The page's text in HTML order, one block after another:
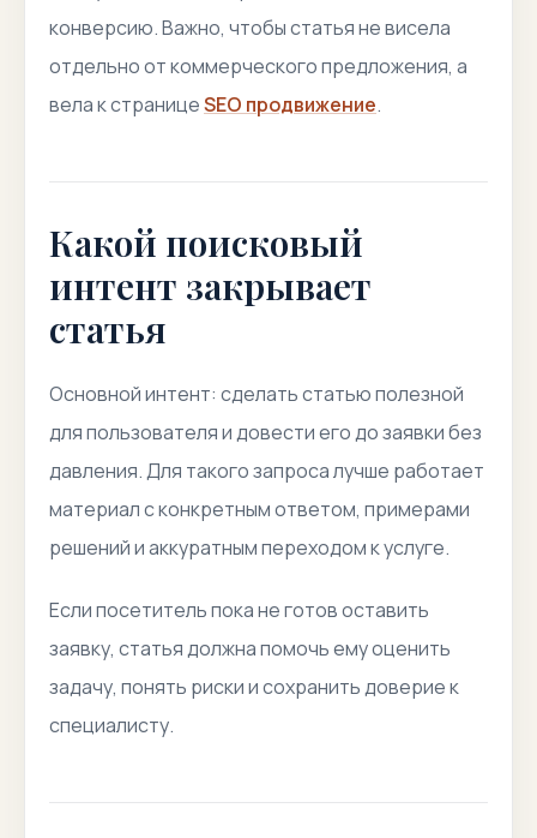
конверсию. Важно, чтобы статья не висела
отдельно от коммерческого предложения, а
вела к страницеSEO продвижение.
Какой поисковый
интент закрывает
статья
Основной интент: сделать статью полезной
для пользователя и довести его до заявки без
давления. Для такого запроса лучше работает
материал с конкретным ответом, примерами
решений и аккуратным переходом к услуге.
Если посетитель пока не готов оставить
заявку, статья должна помочь ему оценить
задачу, понять риски и сохранить доверие к
специалисту.